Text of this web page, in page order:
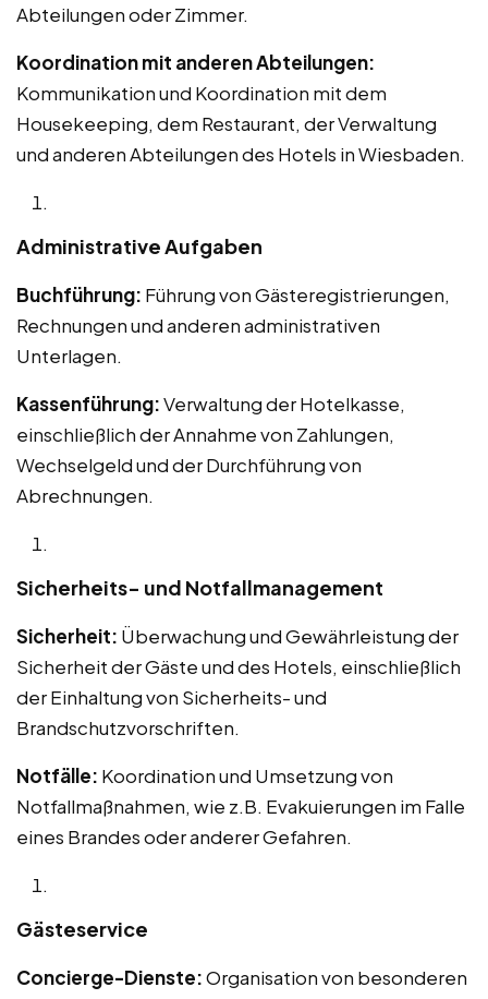
Abteilungen oder Zimmer.
Koordination mit anderen Abteilungen:
Kommunikation und Koordination mit dem
Housekeeping, dem Restaurant, der Verwaltung
und anderen Abteilungen des Hotels in Wiesbaden.
Administrative Aufgaben
Buchführung: Führung von Gästeregistrierungen,
Rechnungen und anderen administrativen
Unterlagen.
Kassenführung:Verwaltung der Hotelkasse,
einschließlich der Annahme von Zahlungen,
Wechselgeld und der Durchführung von
Abrechnungen.
Sicherheits- und Notfallmanagement
Sicherheit: Überwachung und Gewährleistung der
Sicherheit der Gäste und des Hotels, einschließlich
der Einhaltung von Sicherheits- und
Brandschutzvorschriften.
Notfälle: Koordination und Umsetzung von
Notfallmaßnahmen, wie z.B. Evakuierungen im Falle
eines Brandes oder anderer Gefahren.
Gästeservice
Concierge-Dienste:Organisation von besonderen